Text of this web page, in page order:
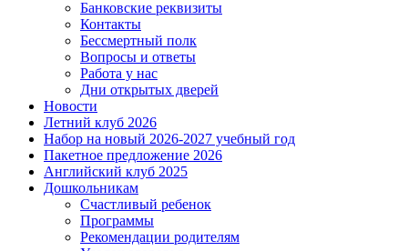
Банковские реквизиты
Контакты
Бессмертный полк
Вопросы и ответы
Работа у нас
Дни открытых дверей
Новости
Летний клуб 2026
Набор на новый 2026-2027 учебный год
Пакетное предложение 2026
Английский клуб 2025
Дошкольникам
Счастливый ребенок
Программы
Рекомендации родителям